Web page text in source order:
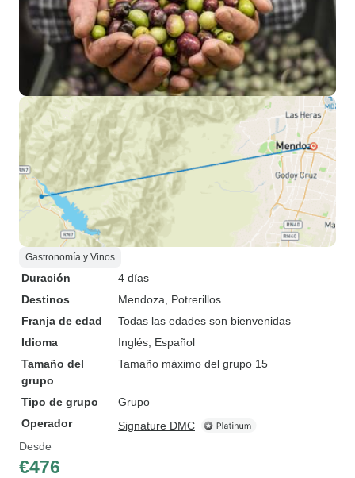
Gastronomía y Vinos
Duración
4 días
Destinos
Mendoza , Potrerillos
Franja de edad
Todas las edades son bienvenidas
Idioma
Inglés, Español
Tamaño del
grupo
Tamaño máximo del grupo 15
Tipo de grupo
Grupo
Operador
Signature DMC
Desde
€476